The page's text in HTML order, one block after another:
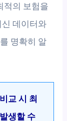
적의 보험을
데이터와
명확히 알
교 시 최
생할 수